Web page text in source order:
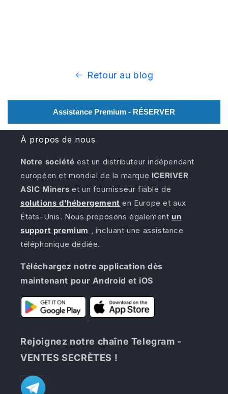
Retour au blog
Assistance Premium - RÉSERVER
À propos de nous
Notre société est un distributeur indépendant
européen et mondial de la marque ICERIVER
ASIC Miners et un fournisseur fiable de
solutions d'hébergement en Europe et aux
États-Unis. Nous proposons également un
support premium
, incluant une assistance
téléphonique dédiée.
Téléchargez notre application dès
maintenant pour Android et iOS
Rejoignez notre chaîne Telegram -
VENTES SECRÈTES !